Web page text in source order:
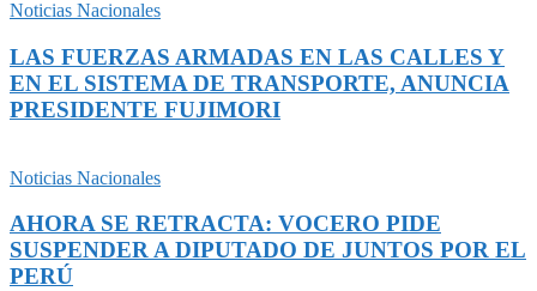
Noticias Nacionales
LAS FUERZAS ARMADAS EN LAS CALLES Y
EN EL SISTEMA DE TRANSPORTE, ANUNCIA
PRESIDENTE FUJIMORI
Noticias Nacionales
AHORA SE RETRACTA: VOCERO PIDE
SUSPENDER A DIPUTADO DE JUNTOS POR EL
PERÚ